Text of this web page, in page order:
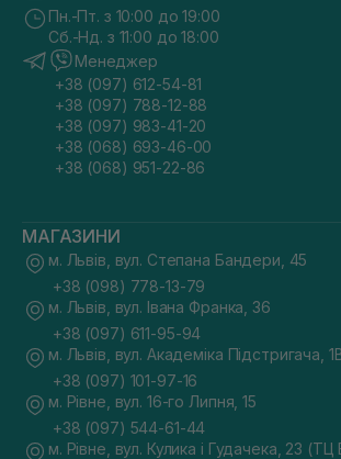
Пн.-Пт. з 10:00 до 19:00
Сб.-Нд. з 11:00 до 18:00
Менеджер
+38 (097) 612-54-81
+38 (097) 788-12-88
+38 (097) 983-41-20
+38 (068) 693-46-00
+38 (068) 951-22-86
МАГАЗИНИ
м. Львів, вул. Степана Бандери, 45
+38 (098) 778-13-79
м. Львів, вул. Івана Франка, 36
+38 (097) 611-95-94
м. Львів, вул. Академіка Підстригача,
+38 (097) 101-97-16
м. Рівне, вул. 16-го Липня, 15
+38 (097) 544-61-44
м. Рівне, вул. Кулика і Гудачека, 23 (ТЦ